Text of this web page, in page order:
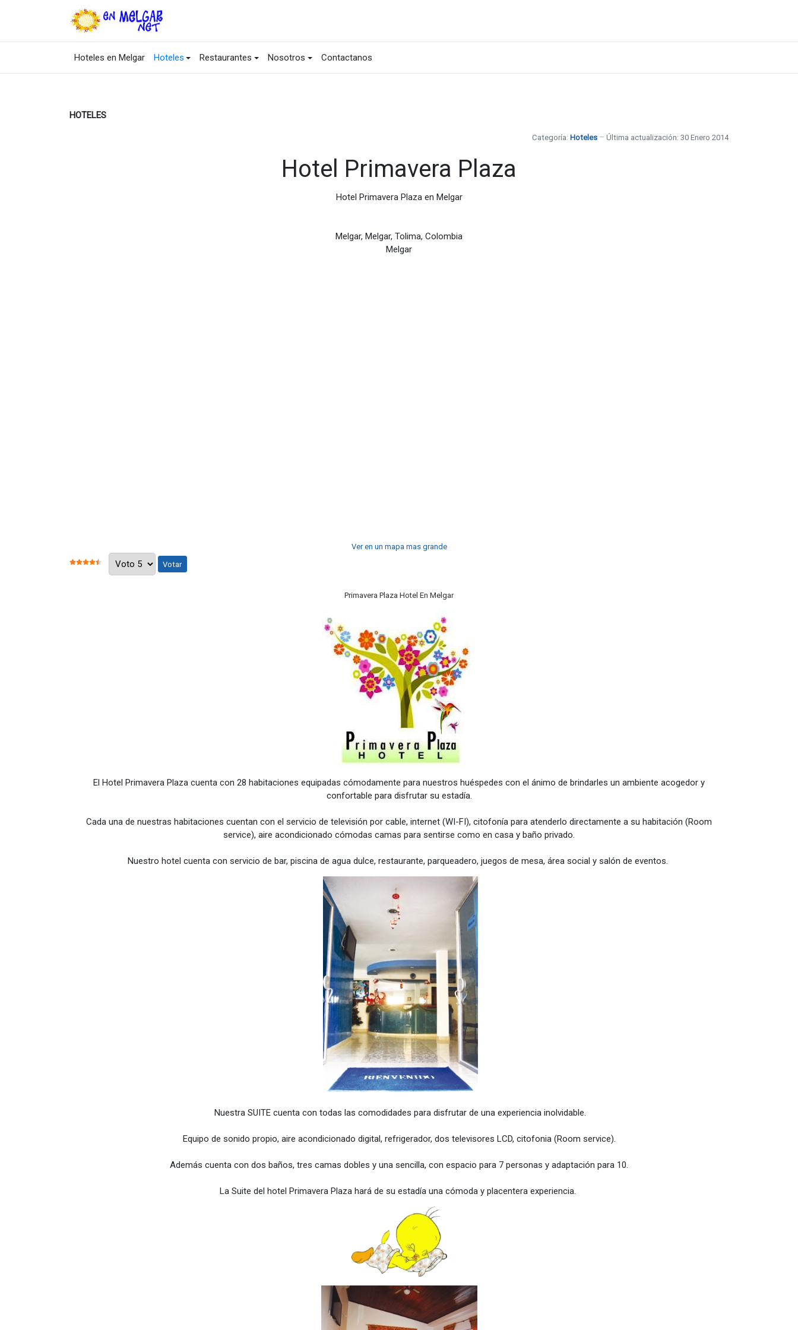
Hoteles en Melgar Hoteles Restaurantes Nosotros Contactanos
HOTELES
Categoría: Hoteles Última actualización: 30 Enero 2014
Hotel Primavera Plaza
Hotel Primavera Plaza en Melgar
Melgar, Melgar, Tolima, Colombia
Melgar
Ver en un mapa mas grande
RATIO:4.5/
Por favor, vote
Primavera Plaza Hotel En Melgar
El Hotel Primavera Plaza cuenta con 28 habitaciones equipadas cómodamente para nuestros huéspedes con el ánimo de brindarles un ambiente acogedor y
confortable para disfrutar su estadía.
Cada una de nuestras habitaciones cuentan con el servicio de televisión por cable, internet (WI-FI), citofonía para atenderlo directamente a su habitación (Room
service), aire acondicionado cómodas camas para sentirse como en casa y baño privado.
Nuestro hotel cuenta con servicio de bar, piscina de agua dulce, restaurante, parqueadero, juegos de mesa, área social y salón de eventos.
Nuestra SUITE cuenta con todas las comodidades para disfrutar de una experiencia inolvidable.
Equipo de sonido propio, aire acondicionado digital, refrigerador, dos televisores LCD, citofonia (Room service).
Además cuenta con dos baños, tres camas dobles y una sencilla, con espacio para 7 personas y adaptación para 10.
La Suite del hotel Primavera Plaza hará de su estadía una cómoda y placentera experiencia.